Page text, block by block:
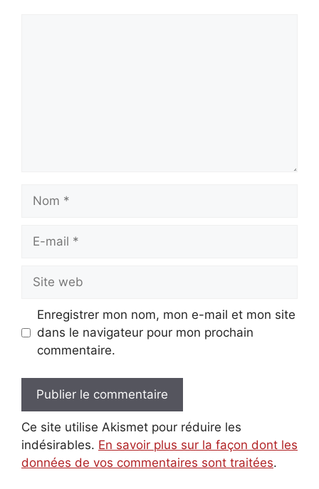
Nom
Site
web
Enregistrer mon nom, mon e-mail et mon site
dans le navigateur pour mon prochain
commentaire.
Ce site utilise Akismet pour réduire les
indésirables. En savoir plus sur la façon dont les
données de vos commentaires sont traitées.